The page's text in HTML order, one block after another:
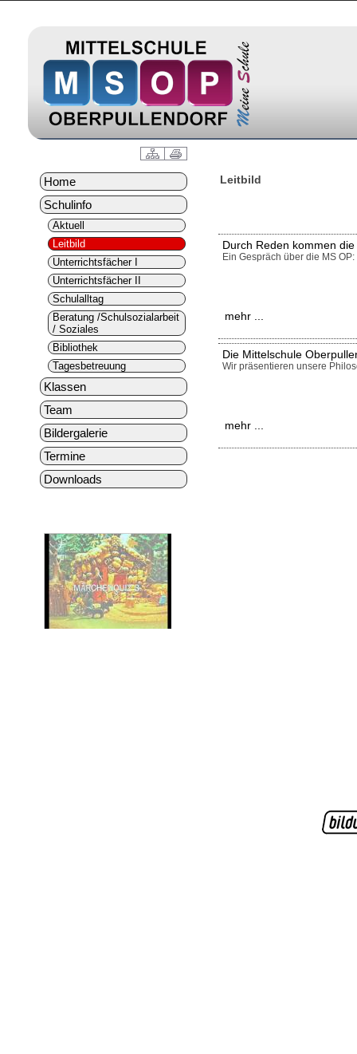
Home
Schulinfo
Aktuell
Leitbild
Unterrichtsfächer I
Unterrichtsfächer II
Schulalltag
Beratung /Schulsozialarbeit
/ Soziales
Bibliothek
Tagesbetreuung
Klassen
Team
Bildergalerie
Termine
Downloads
Leitbild
Durch Reden kommen
Ein Gespräch über die MS
mehr ...
Die Mittelschule
Wir präsentieren unsere
mehr ...